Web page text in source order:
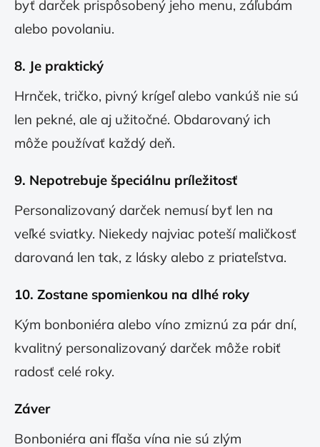
byť darček prispôsobený jeho menu, záľubám
alebo povolaniu.
8. Je praktický
Hrnček, tričko, pivný krígeľ alebo vankúš nie sú
len pekné, ale aj užitočné. Obdarovaný ich
môže používať každý deň.
9. Nepotrebuje špeciálnu príležitosť
Personalizovaný darček nemusí byť len na
veľké sviatky. Niekedy najviac poteší maličkosť
darovaná len tak, z lásky alebo z priateľstva.
10. Zostane spomienkou na dlhé roky
Kým bonboniéra alebo víno zmiznú za pár dní,
kvalitný personalizovaný darček môže robiť
radosť celé roky.
Záver
Bonboniéra ani fľaša vína nie sú zlým